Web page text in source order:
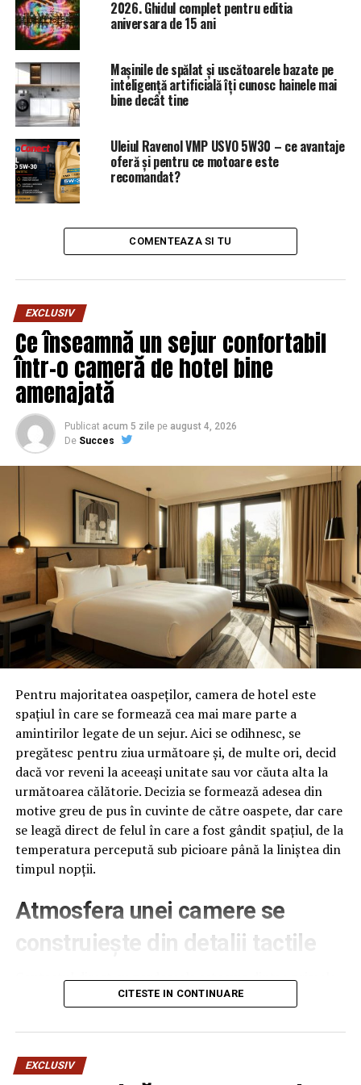
consumatori în sensul instituirii de obligaţii pentru
cesionarii contractelor de credit şi limitarea valorii
legislativă pentru eliminarea caracterului de titlu
executoriu al contractelor de credit)”;
ARTICOLE PE ACEIASI TEMA: PRIMA
URMATORUL
făcut drumarii în plin cod galben de ninsori. Video! |
Capitala24
NU RATATI
/ Comisarul de Prahova – Comisarul de Prahova
2026. Ghidul complet pentru editia
aniversara de 15 ani
Mașinile de spălat și uscătoarele bazate pe
inteligență artificială îți cunosc hainele mai
bine decât tine
Uleiul Ravenol VMP USVO 5W30 – ce avantaje
oferă și pentru ce motoare este
recomandat?
COMENTEAZA SI TU
EXCLUSIV
Ce înseamnă un sejur confortabil
într-o cameră de hotel bine
amenajată
Publicat acum 5 zile pe august 4, 2026
De Succes
Pentru majoritatea oaspeților, camera de hotel este
spațiul în care se formează cea mai mare parte a
amintirilor legate de un sejur. Aici se odihnesc, se
pregătesc pentru ziua următoare și, de multe ori, decid
dacă vor reveni la aceeași unitate sau vor căuta alta la
următoarea călătorie. Decizia se formează adesea din
motive greu de pus în cuvinte de către oaspete, dar care
se leagă direct de felul în care a fost gândit spațiul, de la
temperatura percepută sub picioare până la liniștea din
timpul nopții.
Atmosfera unei camere se
construiește din detalii tactile
Contactul direct cu pardoseala este una dintre primele
senzații fizice pe care le are un oaspete atunci când
pe drum, seara târziu. Textura și moliciunea potrivite,
oferite democheta hotel
care este percepută o cameră, chiar dacă restul
CITESTE IN CONTINUARE
EXCLUSIV